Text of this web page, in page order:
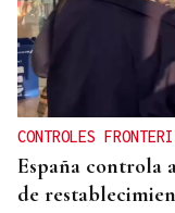
CONTROLES
España controla
de